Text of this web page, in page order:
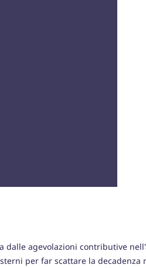
dalle agevolazioni contributive
per far scattare la